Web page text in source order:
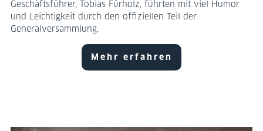
Geschäftsführer, Tobias Fürholz, führten mit viel Humor
und Leichtigkeit durch den offiziellen Teil der
Generalversammlung.
Mehr erfahren